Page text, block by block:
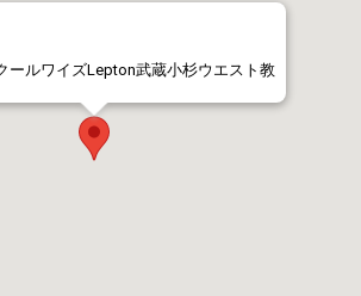
ールワイズLepton武蔵小杉ウエスト教